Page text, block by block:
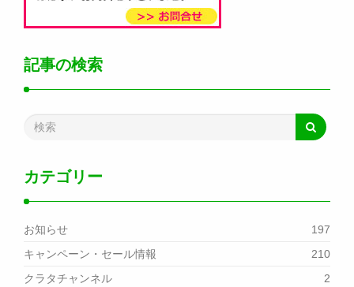
記事の検索
カテゴリー
お知らせ
197
キャンペーン・セール情報
210
クラタチャンネル
2